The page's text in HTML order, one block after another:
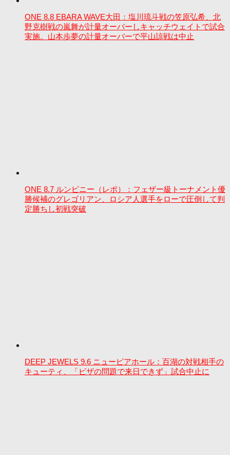
ONE 8.8 EBARA WAVE大田：塩川琉斗戦の笠原弘希、北
野克樹戦の嵐舞が計量オーバーしキャッチウェイトで試合
実施。山本歩夢の計量オーバーで平山諒戦は中止
ONE 8.7 ルンピニー（レポ）：フェザー級トーナメント優
勝候補のグレゴリアン、ロシア人選手をローで圧倒して判
定勝ちし初戦突破
DEEP JEWELS 9.6 ニューピアホール：百湖の対戦相手の
キューティ、「ビザの問題で来日できず」試合中止に